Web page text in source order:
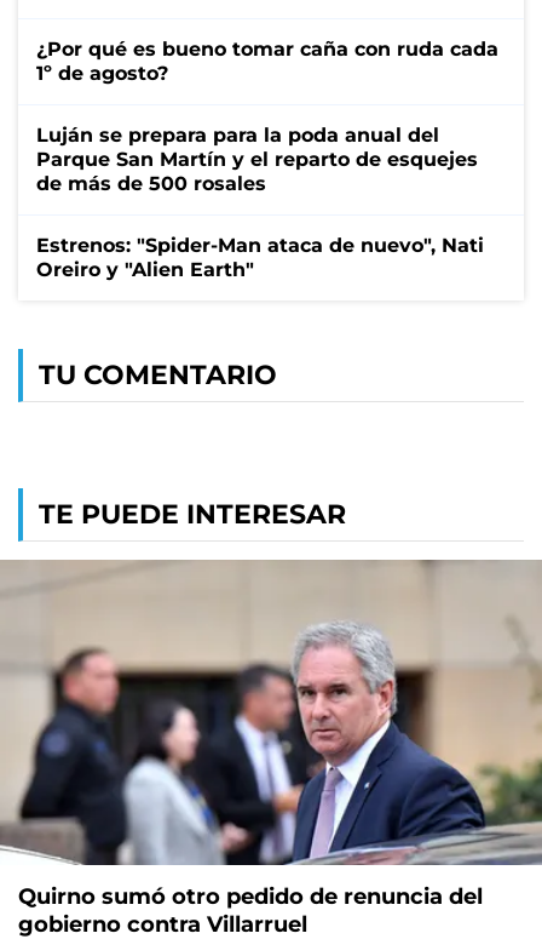
¿Por qué es bueno tomar caña con ruda cada
1º de agosto?
Luján se prepara para la poda anual del
Parque San Martín y el reparto de esquejes
de más de 500 rosales
Estrenos: "Spider-Man ataca de nuevo", Nati
Oreiro y "Alien Earth"
TU COMENTARIO
TE PUEDE INTERESAR
Quirno sumó otro pedido de renuncia del
gobierno contra Villarruel